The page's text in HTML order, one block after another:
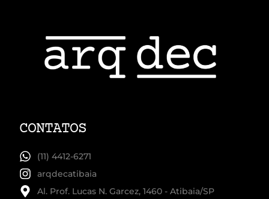
CONTATOS
(11) 4412-6271
arqdecatibaia
Al. Prof. Lucas N. Garcez, 1460 - Atibaia/SP